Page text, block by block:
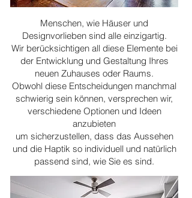
Menschen, wie Häuser und
Designvorlieben sind alle einzigartig.
Wir berücksichtigen all diese Elemente bei
der Entwicklung und Gestaltung Ihres
neuen Zuhauses oder Raums.
Obwohl diese Entscheidungen manchmal
schwierig sein können, versprechen wir,
verschiedene Optionen und Ideen
anzubieten
um sicherzustellen, dass das Aussehen
und die Haptik so individuell und natürlich
passend sind, wie Sie es sind.